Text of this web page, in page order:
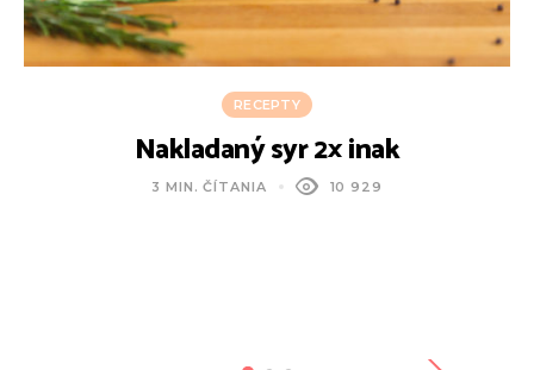
RECEPTY
Nakladaný syr 2× inak
3 MIN. ČÍTANIA 10 929